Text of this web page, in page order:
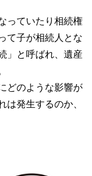
っていたり相続権
て子が相続人とな
」と呼ばれ、遺産
どのような影響が
は発生するのか、